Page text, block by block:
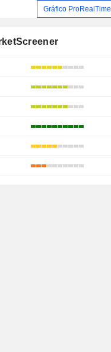
Gráfico ProRealTime